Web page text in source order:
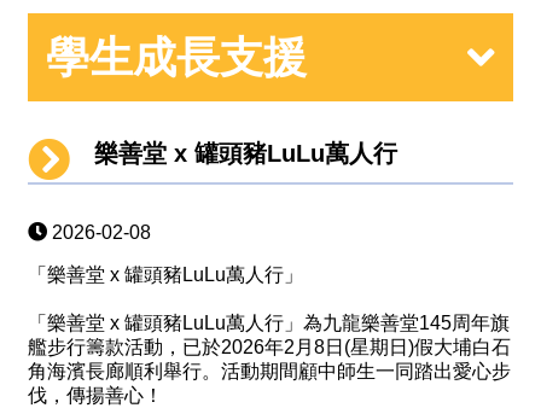
學生成長支援
樂善堂 x 罐頭豬LuLu萬人行
2026-02-08
「樂善堂 x 罐頭豬LuLu萬人行」
「樂善堂 x 罐頭豬LuLu萬人行」為九龍樂善堂145周年旗
艦步行籌款活動，已於2026年2月8日(星期日)假大埔白石
角海濱長廊順利舉行。活動期間顧中師生一同踏出愛心步
伐，傳揚善心！